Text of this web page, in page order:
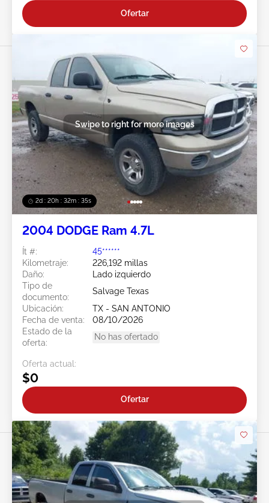
Ofertar
2d : 20h : 32m : 32s
Swipe to right for more images
2004 DODGE Ram 4.7L
Ít #:
45******
Kilometraje:
226,192 millas
Daño:
Lado izquierdo
Tipo de
documento:
Salvage Texas
Ubicación:
TX - SAN ANTONIO
Fecha de venta:
08/10/2026
Estado de la
oferta:
No has ofertado
Oferta actual:
$0
Ofertar